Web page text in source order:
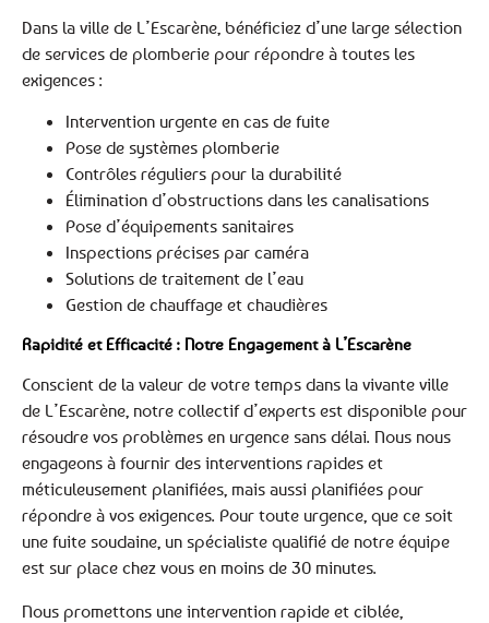
Dans la ville de L’Escarène, bénéficiez d’une large sélection
de services de plomberie pour répondre à toutes les
exigences :
Intervention urgente en cas de fuite
Pose de systèmes plomberie
Contrôles réguliers pour la durabilité
Élimination d’obstructions dans les canalisations
Pose d’équipements sanitaires
Inspections précises par caméra
Solutions de traitement de l’eau
Gestion de chauffage et chaudières
Rapidité et Efficacité : Notre Engagement à L’Escarène
Conscient de la valeur de votre temps dans la vivante ville
de L’Escarène, notre collectif d’experts est disponible pour
résoudre vos problèmes en urgence sans délai. Nous nous
engageons à fournir des interventions rapides et
méticuleusement planifiées, mais aussi planifiées pour
répondre à vos exigences. Pour toute urgence, que ce soit
une fuite soudaine, un spécialiste qualifié de notre équipe
est sur place chez vous en moins de 30 minutes.
Nous promettons une intervention rapide et ciblée,